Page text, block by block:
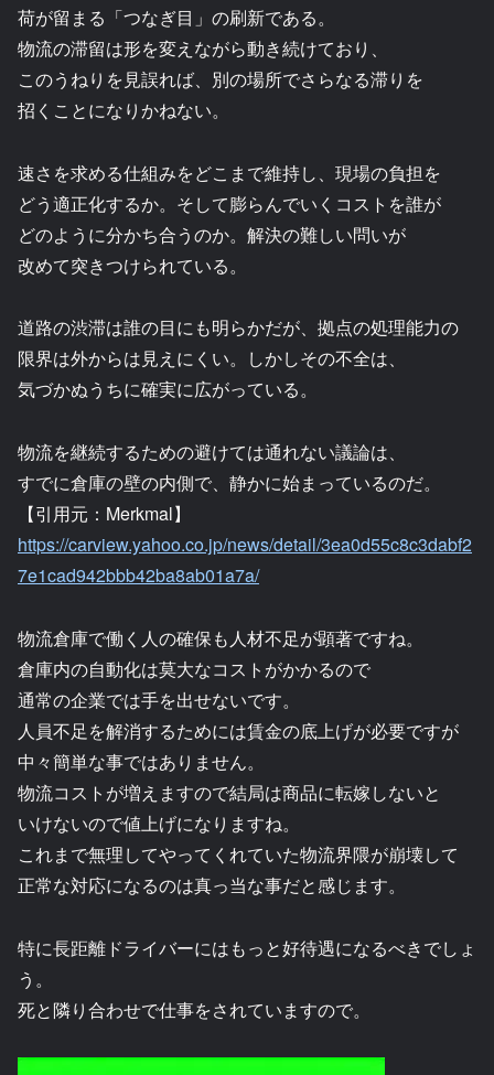
荷が留まる「つなぎ目」の刷新である。
物流の滞留は形を変えながら動き続けており、
このうねりを見誤れば、別の場所でさらなる滞りを
招くことになりかねない。
速さを求める仕組みをどこまで維持し、現場の負担を
どう適正化するか。そして膨らんでいくコストを誰が
どのように分かち合うのか。解決の難しい問いが
改めて突きつけられている。
道路の渋滞は誰の目にも明らかだが、拠点の処理能力の
限界は外からは見えにくい。しかしその不全は、
気づかぬうちに確実に広がっている。
物流を継続するための避けては通れない議論は、
すでに倉庫の壁の内側で、静かに始まっているのだ。
【引用元：Merkmal】
https://carview.yahoo.co.jp/news/detail/3ea0d55c8c3dabf2
7e1cad942bbb42ba8ab01a7a/
物流倉庫で働く人の確保も人材不足が顕著ですね。
倉庫内の自動化は莫大なコストがかかるので
通常の企業では手を出せないです。
人員不足を解消するためには賃金の底上げが必要ですが
中々簡単な事ではありません。
物流コストが増えますので結局は商品に転嫁しないと
いけないので値上げになりますね。
これまで無理してやってくれていた物流界隈が崩壊して
正常な対応になるのは真っ当な事だと感じます。
特に長距離ドライバーにはもっと好待遇になるべきでしょ
う。
死と隣り合わせで仕事をされていますので。